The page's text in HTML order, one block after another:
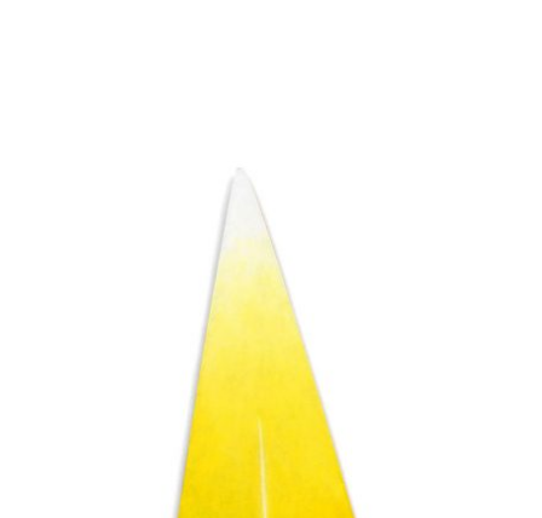
Sammlung zur Weltkunst
Neuzugänge
Sammlungsobjekte